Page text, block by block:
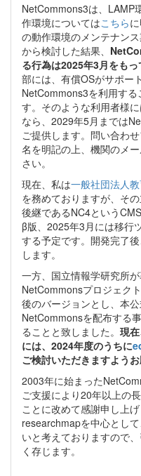
NetCommons3は、LAMP
作環境についてはこちら
の動作環境のメンテナン
から検討した結果、
る行為は2025年3月をも
部には、有償OSがサポー
NetCommons3を利用す
す。そのような利用者様
なら、2029年5月までは
ご提供します。問い合わ
名を明記の上、機関のメ
さい。
現在、私は一般社団法人
を務めておりますが、そ
後継であるNC4という
β版、2025年3月には移行
する予定です。開発完了
します。
一方、国立情報学研究所
NetCommonsプロジェク
後のバージョンとし、本
NetCommonsを配布する
ることと致しました。 現
には、2024年度のうちに
ご検討いただきますようお
2003年に始まった
ご支援により20年以上の
ことに改めて感謝申し上
researchmapを中心とし
いと考えておりますので
く存じます。